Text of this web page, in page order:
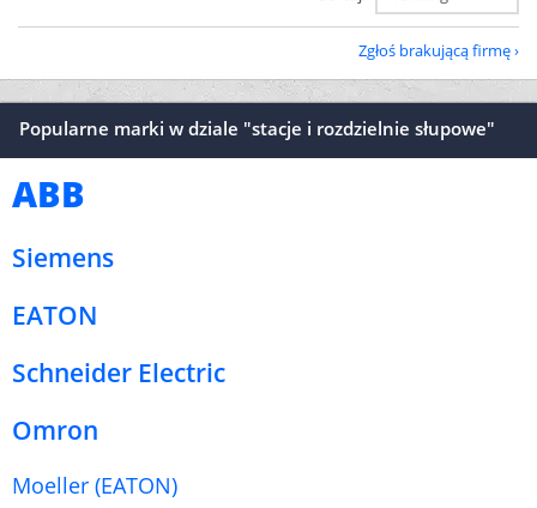
Zgłoś brakującą firmę
Popularne marki w dziale "stacje i rozdzielnie słupowe"
ABB
Siemens
EATON
Schneider Electric
Omron
Moeller (EATON)